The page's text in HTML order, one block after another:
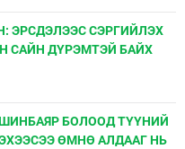
ЭРСДЭЛЭЭС СЭРГИЙЛЭХ
САЙН ДҮРЭМТЭЙ БАЙХ
БОЛООД ТҮҮНИЙ
ӨМНӨ АЛДААГ НЬ